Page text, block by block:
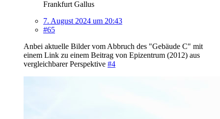
Frankfurt Gallus
7. August 2024 um 20:43
#65
Anbei aktuelle Bilder vom Abbruch des "Gebäude C" mit
einem Link zu einem Beitrag von Epizentrum (2012) aus
vergleichbarer Perspektive #4